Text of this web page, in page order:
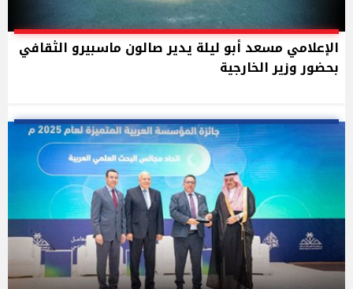
الإعلامي مسعد أبو ليلة يدير صالون ماسبيرو الثقافي
بحضور وزير الخارجية